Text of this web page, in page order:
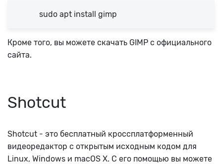
sudo apt install gimp
Кроме того, вы можете скачать GIMP с официального
сайта.
Shotcut
Shotcut - это бесплатный кроссплатформенный
видеоредактор с открытым исходным кодом для
Linux, Windows и macOS X. С его помощью вы можете